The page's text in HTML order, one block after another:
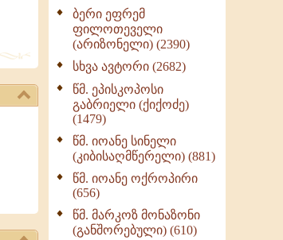
ქადაგებანი გაბრიელ
ეპისკოპოსისა - II ტომი
(370)
სულიერი ცხოვრების
სახელმძღვანელო -
ნაწილი II (369)
ღმერთი და ადამიანები
(287)
ბერის დიადემა (278)
მონაზვნური
გამოცდილების
ოთხი ასეული თავი
ბერი ეფრემ
ფილოთეველი
(არიზონელი) (2390)
სხვა ავტორი (2682)
წმ. ეპისკოპოსი
გაბრიელი (ქიქოძე)
(1479)
წმ. იოანე სინელი
(კიბისაღმწერელი) (881)
წმ. იოანე ოქროპირი
(656)
წმ. მარკოზ მონაზონი
(განშორებული) (610)